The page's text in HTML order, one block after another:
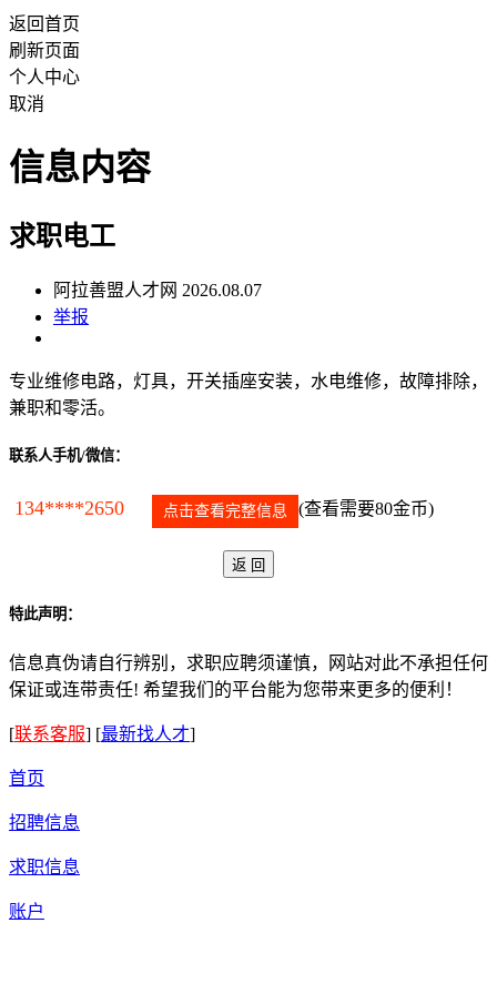
返回首页
刷新页面
个人中心
取消
信息内容
求职电工
阿拉善盟人才网 2026.08.07
举报
专业维修电路，灯具，开关插座安装，水电维修，故障排除，
兼职和零活。
联系人手机/微信：
134****2650 点击查看完整信息 (查看需要80金币)
特此声明：
信息真伪请自行辨别，求职应聘须谨慎，网站对此不承担任何
保证或连带责任! 希望我们的平台能为您带来更多的便利！
[联系客服] [最新找人才]
首页
招聘信息
求职信息
账户